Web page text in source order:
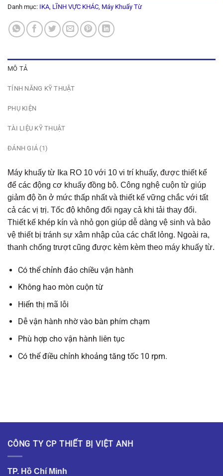
Danh mục: IKA LĨNH VỰC KHÁC Máy Khuấy Từ
MÔ TẢ
TÍNH NĂNG KỸ THUẬT
PHỤ KIỆN
TÀI LIỆU KỸ THUẬT
ĐÁNH GIÁ (1)
Máy khuấy từ Ika RO 10 với 10 vi trí khuấy, được thiết kế
để các động cơ khuấy đồng bộ. Công nghệ cuộn từ giúp
giảm độ ồn ở mức thấp nhất và thiết kế vững chắc với tất
cả các vị trị. Tốc độ không đổi ngay cả khi tải thay đổi.
Thiết kế khép kín và nhỏ gọn giúp dễ dàng vệ sinh và bảo
vệ thiết bị tránh sự xâm nhập của các chất lỏng. Ngoài ra,
thanh chống trượt cũng được kèm kèm theo máy khuấy từ.
Có thể chỉnh đảo chiều vận hành
Không hao mòn cuộn từ
Hiển thị mã lỗi
Dễ vận hành nhờ vào bàn phím chạm
Phù hợp cho vận hành liên tục
Có thể điều chỉnh khoảng tăng tốc 10 rpm.
CÔNG TY CP THIẾT BỊ VIỆT ANH
TP. Hồ Chí Minh